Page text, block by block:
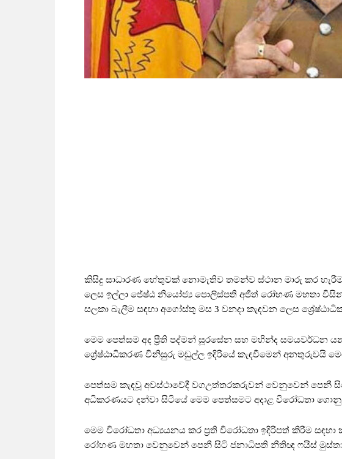
කිසිදු සාධාරණ හේතුවක් නොමැතිව තමන්ව ස්ථාන මාරු කර
ලෙස ඉල්ලා ජේෂ්ඨ නියෝජ්‍ය පොලිස්පති අජිත් රෝහණ මහතා
සලකා බැලීම සඳහා අගෝස්තු මස 3 වනදා කැඳවන ලෙස
මෙම පෙත්සම අද ප්‍රීති පද්මන් සූරසේන සහ මහින්ද
ශ්‍රේෂ්ඨාධිකරණ විනිසුරු මඬුල්ල ඉදිරියේ කැඳවීමෙන් අනතුරුවයි
පෙත්සම කැඳවූ අවස්ථාවේදී වගඋත්තරකරුවන් වෙනුවෙන් පෙනී
අධිකරණයට දන්වා සිටියේ මෙම පෙත්සමට අදාළ විරෝධතා
මෙම විරෝධතා අධ්‍යයනය කර ප්‍රති විරෝධතා ඉදිරිපත් කිරීම සඳහා
රෝහණ මහතා වෙනුවෙන් පෙනී සිටි ජනාධිපති නීතිඥ ෆයිස්